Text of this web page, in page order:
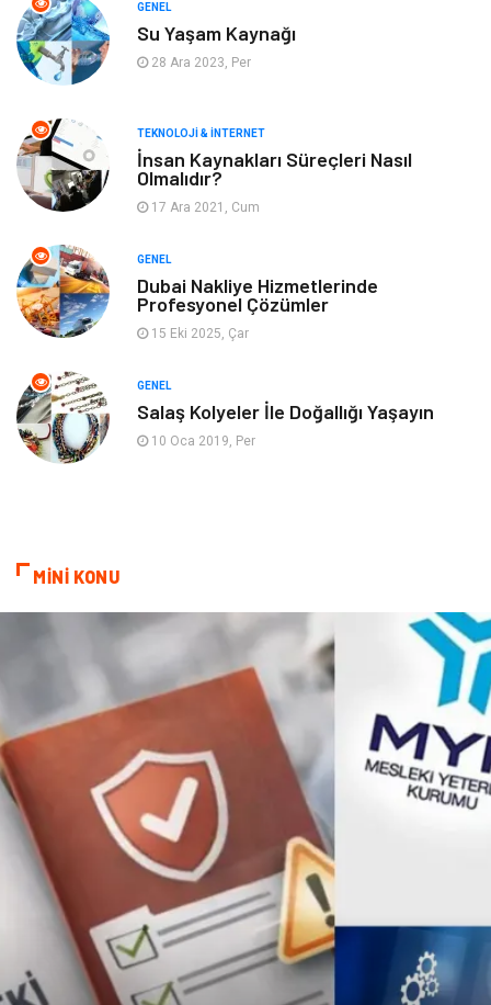
Keyif & Hobi Organizasyon
Gayrimenkul Spor
Finans& Ekonomi Anne & Çocuk
Genel Kültür
Ev İşleri
Mobilya
Astroloji
Yazı Tahtaları
Pet Malzemeleri
GENEL
Su Yaşam Kaynağı
28 Ara 2023, Per
TEKNOLOJI & İNTERNET
İnsan Kaynakları Süreçleri Nasıl
Olmalıdır?
17 Ara 2021, Cum
GENEL
Dubai Nakliye Hizmetlerinde
Profesyonel Çözümler
15 Eki 2025, Çar
GENEL
Salaş Kolyeler İle Doğallığı Yaşayın
10 Oca 2019, Per
MİNİ KONU